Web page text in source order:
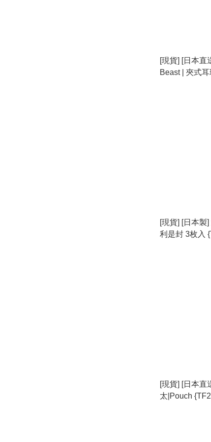
[現貨] [日本直
Beast | 夾式
[現貨] [日本製
利是封 3枚入
[現貨] [日本直
太|Pouch